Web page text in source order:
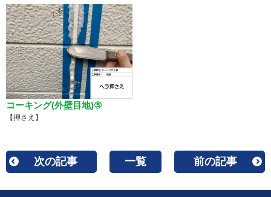
コーキング(外壁目地)⑤
【押さえ】
次の記事 一覧 前の記事